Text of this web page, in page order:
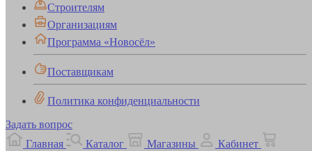
Строителям
Организациям
Программа «Новосёл»
Поставщикам
Политика конфиденциальности
Задать вопрос
Главная
Каталог Магазины
Кабинет